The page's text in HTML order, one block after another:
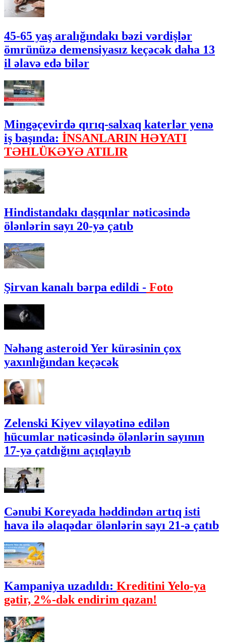
45-65 yaş aralığındakı bəzi vərdişlər
ömrünüzə demensiyasız keçəcək daha 13
il əlavə edə bilər
Mingəçevirdə qırıq-salxaq katerlər yenə
iş başında: İNSANLARIN HƏYATI
TƏHLÜKƏYƏ ATILIR
Hindistandakı daşqınlar nəticəsində
ölənlərin sayı 20-yə çatıb
Şirvan kanalı bərpa edildi - Foto
Nəhəng asteroid Yer kürəsinin çox
yaxınlığından keçəcək
Zelenski Kiyev vilayətinə edilən
hücumlar nəticəsində ölənlərin sayının
17-yə çatdığını açıqlayıb
Cənubi Koreyada həddindən artıq isti
hava ilə əlaqədar ölənlərin sayı 21-ə çatıb
Kampaniya uzadıldı: Kreditini Yelo-ya
gətir, 2%-dək endirim qazan!